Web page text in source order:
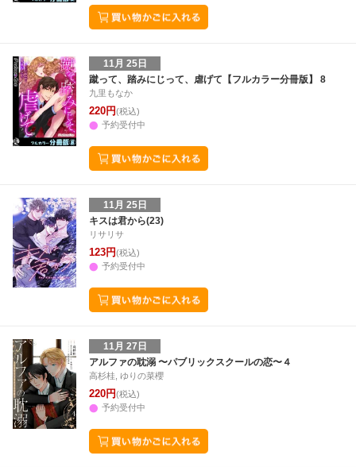
11月 25日
蹴って、踏みにじって、虐げて【フルカラー分冊版】 8
九里もなか
220円(税込)
予約受付中
11月 25日
キスは君から(23)
リサリサ
123円(税込)
予約受付中
11月 27日
アルファの耽溺 〜パブリックスクールの恋〜４
高杉桂, ゆりの菜櫻
220円(税込)
予約受付中